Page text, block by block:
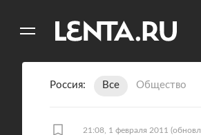
Россия Все Общество
21:08, 1 февраля 2011